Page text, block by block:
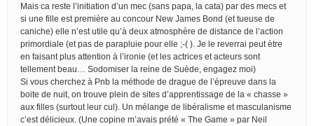
Mais ca reste l’initiation d’un mec (sans papa, la cata) par des mecs et
si une fille est première au concour New James Bond (et tueuse de
caniche) elle n’est utile qu’à deux atmosphère de distance de l’action
primordiale (et pas de parapluie pour elle ;-( ). Je le reverrai peut ètre
en faisant plus attention à l’ironie (et les actrices et acteurs sont
tellement beau… Sodomiser la reine de Suède, engagez moi)
Si vous cherchez à Pnb la méthode de drague de l’épreuve dans la
boite de nuit, on trouve plein de sites d’apprentissage de la « chasse »
aux filles (surtout leur cul). Un mélange de libéralisme et masculanisme
c’est délicieux. (Une copine m’avais prété « The Game » par Neil